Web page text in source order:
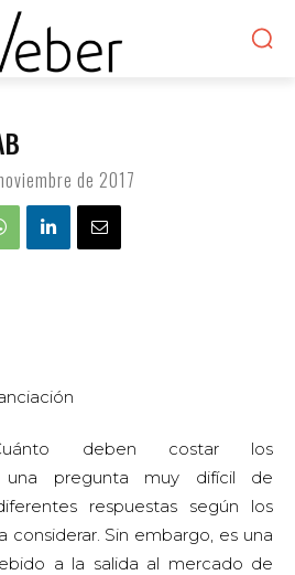
de 2017
deben costar los
una pregunta muy difícil de
respuestas según los
considerar. Sin embargo, es una
a la salida al mercado de